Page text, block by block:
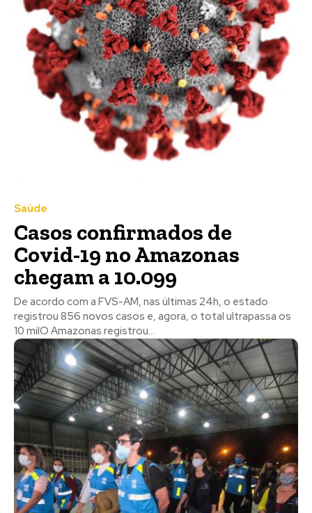
Saúde
Casos confirmados de
Covid-19 no Amazonas
chegam a 10.099
De acordo com a FVS-AM, nas últimas 24h, o estado
registrou 856 novos casos e, agora, o total ultrapassa os
10 milO Amazonas registrou...